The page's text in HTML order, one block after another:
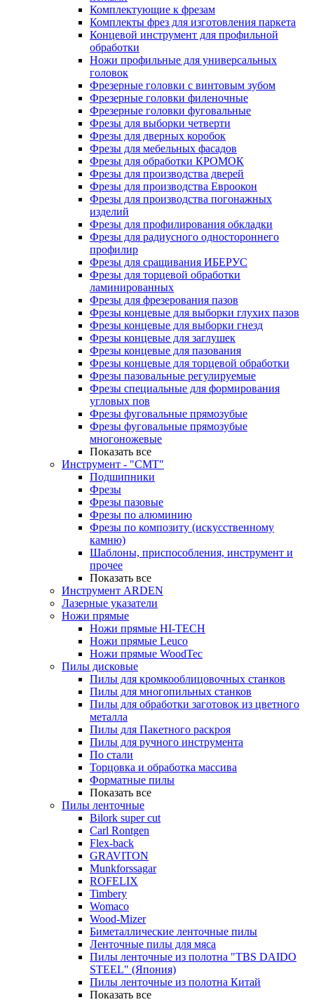
Комплектующие к фрезам
Комплекты фрез для изготовления паркета
Концевой инструмент для профильной
обработки
Ножи профильные для универсальных
головок
Фрезерные головки с винтовым зубом
Фрезерные головки филеночные
Фрезерные головки фуговальные
Фрезы для выборки четверти
Фрезы для дверных коробок
Фрезы для мебельных фасадов
Фрезы для обработки КРОМОК
Фрезы для производства дверей
Фрезы для производства Евроокон
Фрезы для производства погонажных
изделий
Фрезы для профилирования обкладки
Фрезы для радиусного одностороннего
профилир
Фрезы для сращивания ИБЕРУС
Фрезы для торцевой обработки
ламинированных
Фрезы для фрезерования пазов
Фрезы концевые для выборки глухих пазов
Фрезы концевые для выборки гнезд
Фрезы концевые для заглушек
Фрезы концевые для пазования
Фрезы концевые для торцевой обработки
Фрезы пазовальные регулируемые
Фрезы специальные для формирования
угловых пов
Фрезы фуговальные прямозубые
Фрезы фуговальные прямозубые
многоножевые
Показать все
Инструмент - "СМТ"
Подшипники
Фрезы
Фрезы пазовые
Фрезы по алюминию
Фрезы по композиту (искусственному
камню)
Шаблоны, приспособления, инструмент и
прочее
Показать все
Инструмент ARDEN
Лазерные указатели
Ножи прямые
Ножи прямые HI-TECH
Ножи прямые Leuco
Ножи прямые WoodTec
Пилы дисковые
Пилы для кромкооблицовочных станков
Пилы для многопильных станков
Пилы для обработки заготовок из цветного
металла
Пилы для Пакетного раскроя
Пилы для ручного инструмента
По стали
Торцовка и обработка массива
Форматные пилы
Показать все
Пилы ленточные
Bilork super cut
Carl Rontgen
Flex-back
GRAVITON
Munkforssagar
ROFELIX
Timbery
Womaco
Wood-Mizer
Биметаллические ленточные пилы
Ленточные пилы для мяса
Пилы ленточные из полотна "TBS DAIDO
STEEL" (Япония)
Пилы ленточные из полотна Китай
Показать все